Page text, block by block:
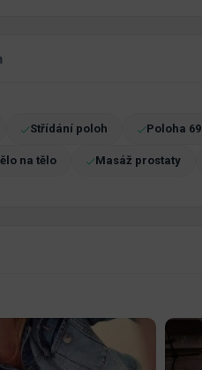
Střídání poloh Poloha 69
na tělo Masáž prostaty